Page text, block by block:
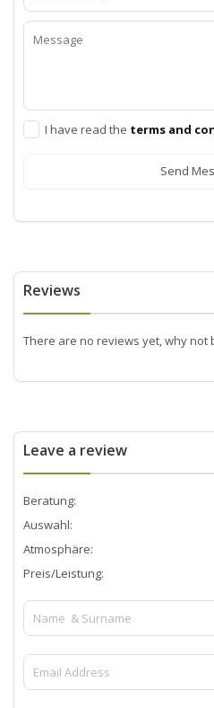
I have read the terms and
Send
Reviews
There are no reviews yet, why not
Leave a review
Beratung:
Auswahl:
Atmosphäre:
Preis/Leistung: